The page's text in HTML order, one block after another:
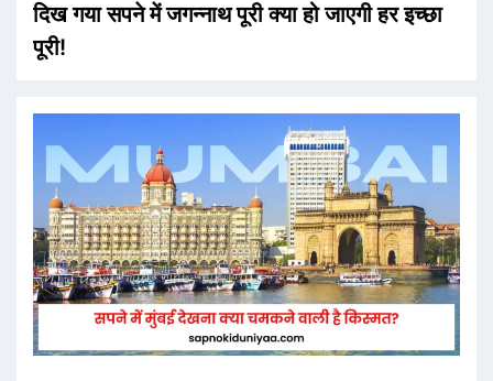
दिख गया सपने में जगन्नाथ पूरी क्या हो जाएगी हर इच्छा
पूरी!